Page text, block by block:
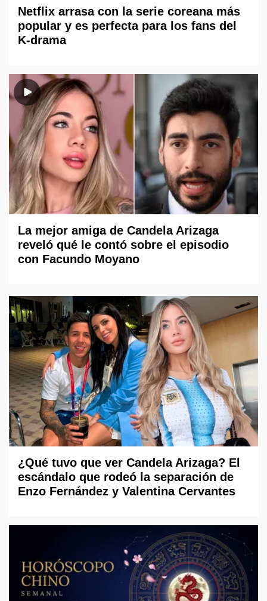
Netflix arrasa con la serie coreana más
popular y es perfecta para los fans del
K-drama
La mejor amiga de Candela Arizaga
reveló qué le contó sobre el episodio
con Facundo Moyano
¿Qué tuvo que ver Candela Arizaga? El
escándalo que rodeó la separación de
Enzo Fernández y Valentina Cervantes